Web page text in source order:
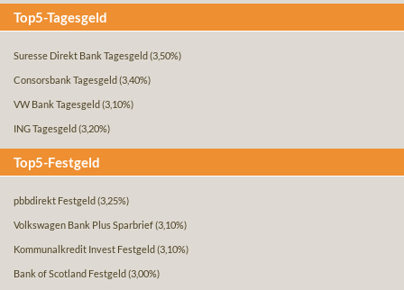
Top5-Tagesgeld
Suresse Direkt Bank Tagesgeld (3,50%)
Consorsbank Tagesgeld (3,40%)
VW Bank Tagesgeld (3,10%)
ING Tagesgeld (3,20%)
Top5-Festgeld
pbbdirekt Festgeld (3,25%)
Volkswagen Bank Plus Sparbrief(3,10%)
Kommunalkredit Invest Festgeld (3,10%)
Bank of Scotland Festgeld (3,00%)